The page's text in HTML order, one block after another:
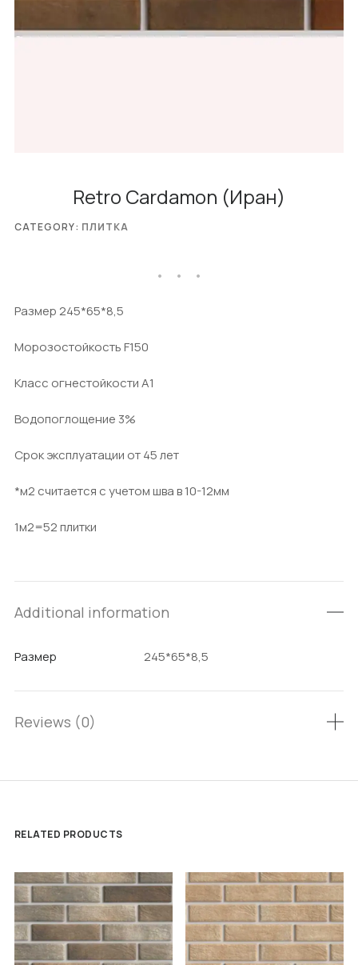
Retro Cardamon (Иран)
Размер 245*65*8,5
Морозостойкость F150
Класс огнестойкости А1
Водопоглощение 3%
Срок эксплуатации от 45 лет
*м2 считается с учетом шва в 10-12мм
1м2=52 плитки
CATEGORY: ПЛИТКА
Additional information
Размер 245*65*8,5
Reviews (0)
RELATED PRODUCTS